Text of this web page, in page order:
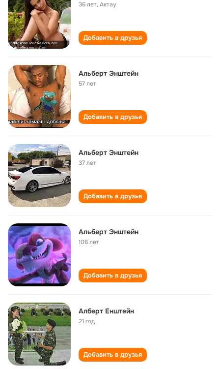
36 лет,Актау
Добавить в друзья
Альберт Энштейн
57 лет
Добавить в друзья
Альберт Энштейн
37 лет
Добавить в друзья
Альберт Энштейн
106 лет
Добавить в друзья
Алберт Енштейн
21 год
Добавить в друзья